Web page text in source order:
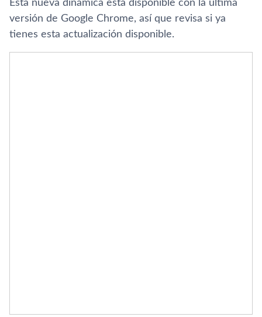
Esta nueva dinámica está disponible con la última
versión de Google Chrome, así que revisa si ya
tienes esta actualización disponible.